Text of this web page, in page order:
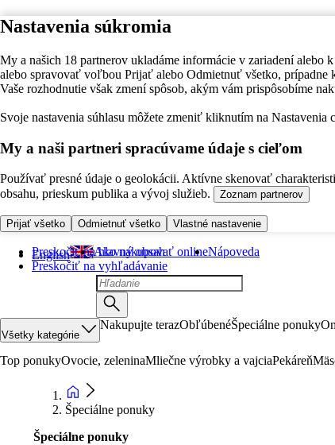
Nastavenia súkromia
My a našich 18 partnerov ukladáme informácie v zariadení
alebo spravovať voľbou Prijať alebo Odmietnuť všetko, prípadne
Vaše rozhodnutie však zmení spôsob, akým vám prispôsobíme
Svoje nastavenia súhlasu môžete zmeniť kliknutím na Nastavenia
My a naši partneri spracúvame údaje s cieľom
Používať presné údaje o geolokácii. Aktívne skenovať
obsahu, prieskum publika a vývoj služieb.
Zoznam partnerov
Prijať všetko Odmietnuť všetko Vlastné nastavenie
Preskočiť na hlavný obsah
Preskočiť na vyhľadávanie
English Ako nakupovať onlineNápoveda
Všetky kategórie
Nakupujte terazObľúbenéŠpeciálne ponuky
Top ponukyOvocie, zeleninaMliečne výrobky a vajciaPekáreň
Špeciálne ponuky
Špeciálne ponuky